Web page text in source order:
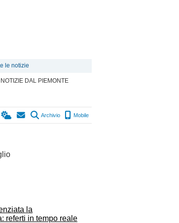
le notizie
NOTIZIE DAL PIEMONTE
Archivio Mobile
la
referti in tempo reale